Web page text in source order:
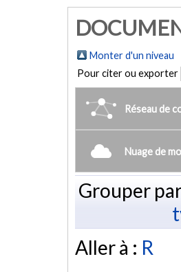
Monter d'un niveau
Pour citer ou exporter
Réseau de
Nuage de
Grouper
Aller à : R